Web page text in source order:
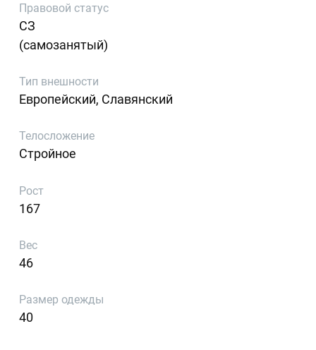
Правовой статус
СЗ
(самозанятый)
Тип внешности
Европейский, Славянский
Телосложение
Стройное
Рост
167
Вес
46
Размер одежды
40